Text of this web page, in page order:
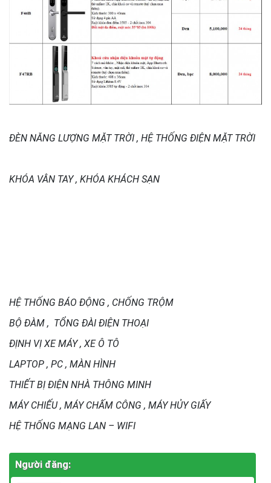
ĐÈN NĂNG LƯỢNG MẶT TRỜI , HỆ THỐNG ĐIỆN MẶT TRỜI
KHÓA VÂN TAY , KHÓA KHÁCH SẠN
HỆ THỐNG BÁO ĐỘNG , CHỐNG TRỘM
BỘ ĐÀM , TỔNG ĐÀI ĐIỆN THOẠI
ĐỊNH VỊ XE MÁY , XE Ô TÔ
LAPTOP , PC , MÀN HÌNH
THIẾT BỊ ĐIỆN NHÀ THÔNG MINH
MÁY CHIẾU , MÁY CHẤM CÔNG , MÁY HỦY GIẤY
HỆ THỐNG MẠNG LAN – WIFI
Người đăng: